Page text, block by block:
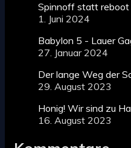
Spinnoff statt reboot
1. Juni 2024
Babylon 5 - Lauer
27. Januar 2024
Der lange Weg der
29. August 2023
Honig! Wir sind zu
16. August 2023